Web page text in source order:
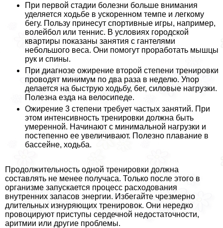
При первой стадии болезни больше внимания
уделяется ходьбе в ускоренном темпе и легкому
бегу. Пользу принесут спортивные игры, например,
волейбол или теннис. В условиях городской
квартиры показаны занятия с гантелями
небольшого веса. Они помогут проработать мышцы
рук и спины.
При диагнозе ожирение второй степени тренировки
проводят минимум по два раза в неделю. Упор
делается на быструю ходьбу, бег, силовые нагрузки.
Полезна езда на велосипеде.
Ожирение 3 степени требует частых занятий. При
этом интенсивность тренировки должна быть
умеренной. Начинают с минимальной нагрузки и
постепенно ее увеличивают. Полезно плавание в
бассейне, ходьба.
Продолжительность одной тренировки должна
составлять не менее получаса. Только после этого в
организме запускается процесс расходования
внутренних запасов энергии. Избегайте чрезмерно
длительных изнуряющих тренировок. Они нередко
провоцируют приступы сердечной недостаточности,
аритмии или другие проблемы.